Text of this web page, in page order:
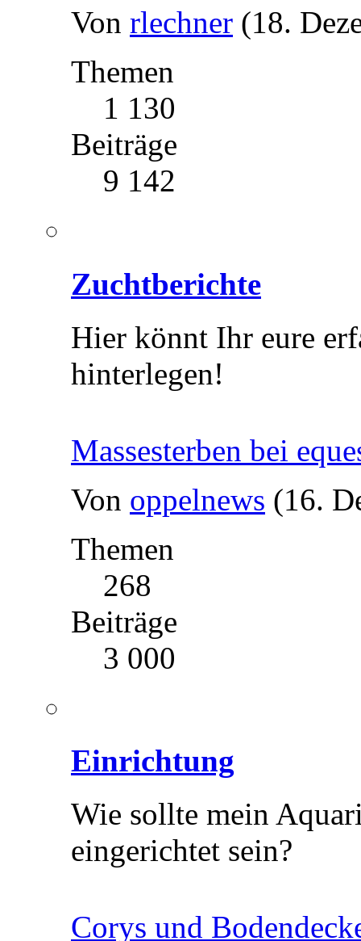
Von rlechner (18.
Themen
1 130
Beiträge
9 142
Zuchtberichte
Hier könnt Ihr eure
hinterlegen!
Massesterben bei
Von oppelnews (16.
Themen
268
Beiträge
3 000
Einrichtung
Wie sollte mein
eingerichtet sein?
Corys und